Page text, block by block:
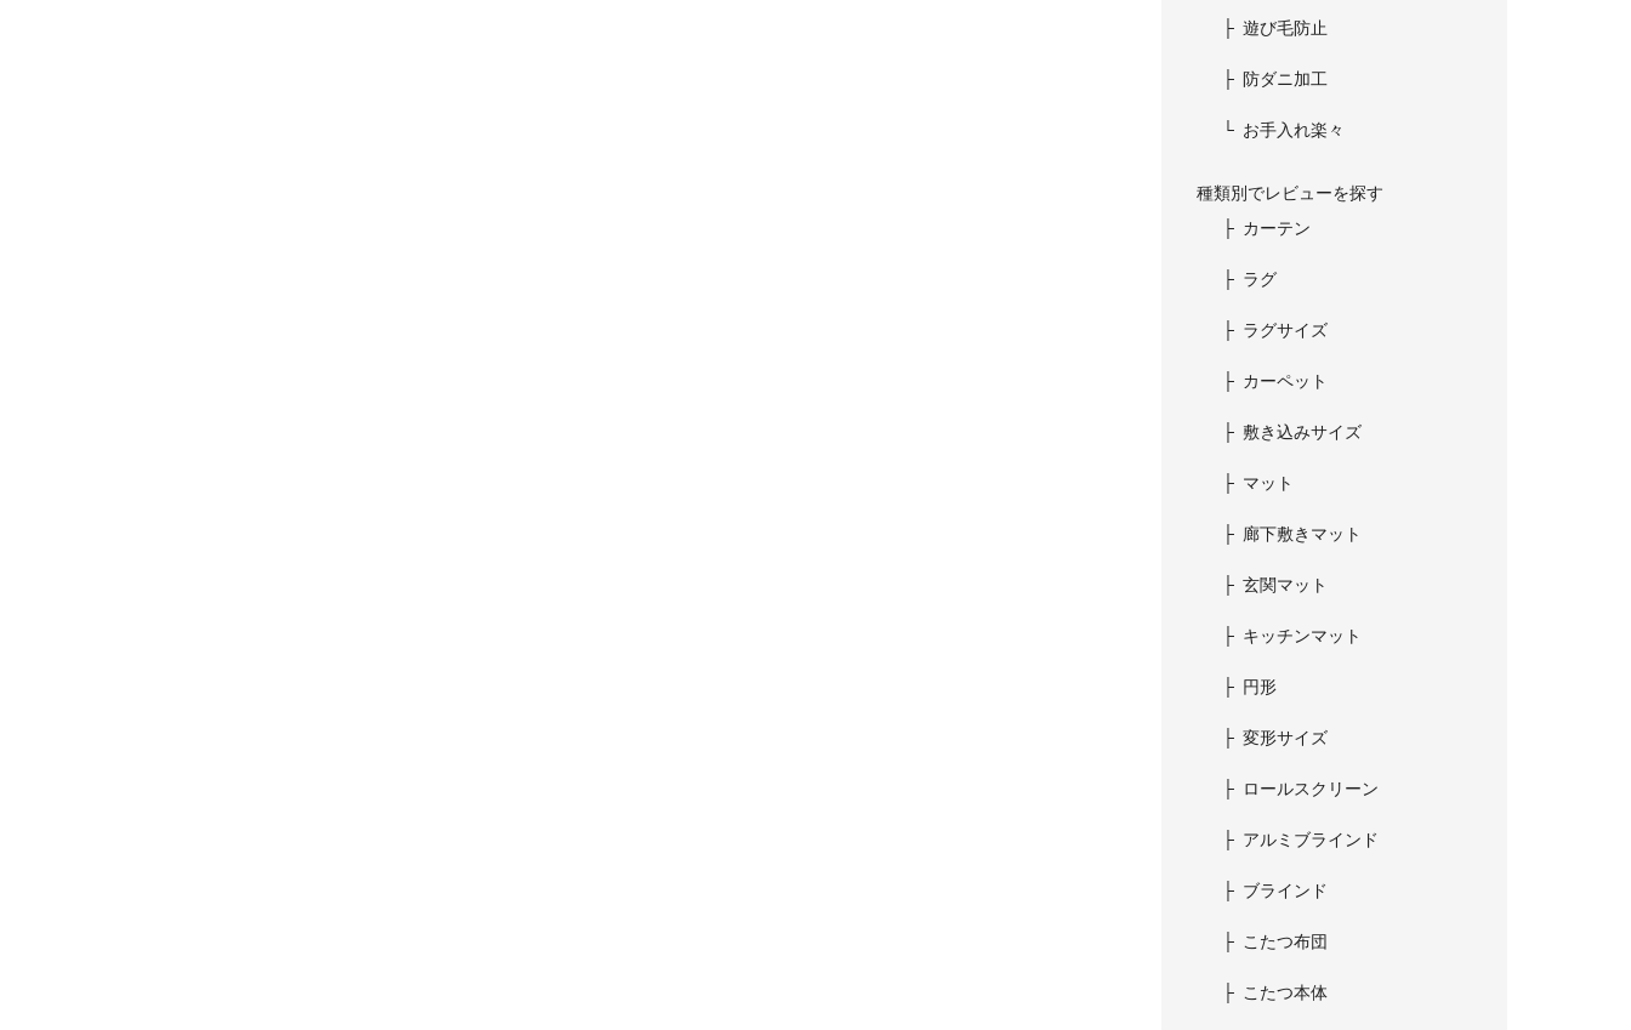
遊び毛防止
防ダニ加工
お手入れ楽々
種類別でレビューを探す
カーテン
ラグ
ラグサイズ
カーペット
敷き込みサイズ
マット
廊下敷きマット
玄関マット
キッチンマット
円形
変形サイズ
ロールスクリーン
アルミブラインド
ブラインド
こたつ布団
こたつ本体